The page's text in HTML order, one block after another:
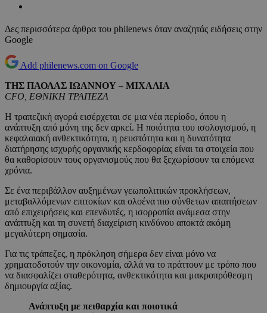
Δες περισσότερα άρθρα του philenews όταν αναζητάς ειδήσεις στην
Google
Add philenews.com on Google
ΤΗΣ ΠΑΟΛΑΣ ΙΩΑΝΝΟΥ – ΜΙΧΑΛΙΑ
CFO, ΕΘΝΙΚΗ ΤΡΑΠΕΖΑ
Η τραπεζική αγορά εισέρχεται σε μια νέα περίοδο, όπου η
ανάπτυξη από μόνη της δεν αρκεί. Η ποιότητα του ισολογισμού, η
κεφαλαιακή ανθεκτικότητα, η ρευστότητα και η δυνατότητα
διατήρησης ισχυρής οργανικής κερδοφορίας είναι τα στοιχεία που
θα καθορίσουν τους οργανισμούς που θα ξεχωρίσουν τα επόμενα
χρόνια.
Σε ένα περιβάλλον αυξημένων γεωπολιτικών προκλήσεων,
μεταβαλλόμενων επιτοκίων και ολοένα πιο σύνθετων απαιτήσεων
από επιχειρήσεις και επενδυτές, η ισορροπία ανάμεσα στην
ανάπτυξη και τη συνετή διαχείριση κινδύνου αποκτά ακόμη
μεγαλύτερη σημασία.
Για τις τράπεζες, η πρόκληση σήμερα δεν είναι μόνο να
χρηματοδοτούν την οικονομία, αλλά να το πράττουν με τρόπο που
να διασφαλίζει σταθερότητα, ανθεκτικότητα και μακροπρόθεσμη
δημιουργία αξίας.
Ανάπτυξη με πειθαρχία και ποιοτικά